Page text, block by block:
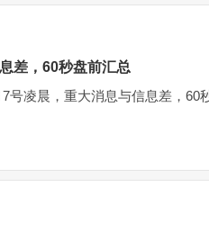
差，60秒盘前汇总
号凌晨，重大消息与信息差，60